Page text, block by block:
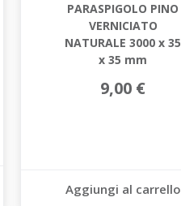
PARASPIGOLO PINO
VERNICIATO
NATURALE 3000 x 35
x 35 mm
9,00 €
Aggiungi al carrello